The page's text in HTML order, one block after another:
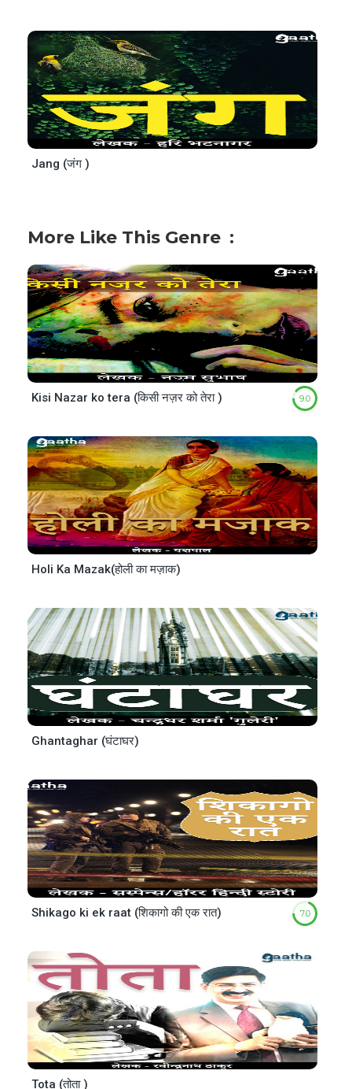
Jang (जंग )
More Like This Genre
Kisi Nazar ko tera (किसी नज़र को तेरा ) 9.0
Holi Ka Mazak(होली का मज़ाक)
Ghantaghar (घंटाघर)
Shikago ki ek raat (शिकागो की एक रात) 7.0
Tota (तोता )